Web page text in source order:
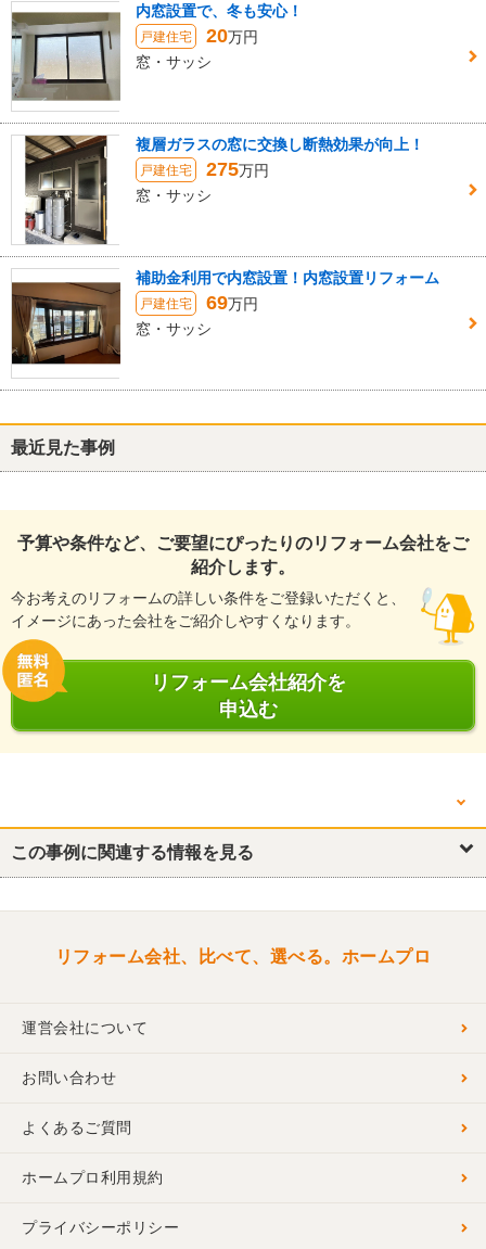
内窓設置で、冬も安心！
戸建住宅 20万円
窓・サッシ
複層ガラスの窓に交換し断熱効果が向上！
戸建住宅 275万円
窓・サッシ
補助金利用で内窓設置！内窓設置リフォーム
戸建住宅 69万円
窓・サッシ
最近見た事例
予算や条件など、ご要望にぴったりのリフォーム会社をご
紹介します。
今お考えのリフォームの詳しい条件をご登録いただくと、
イメージにあった会社をご紹介しやすくなります。
リフォーム会社紹介を
申込む
他の箇所を見る
キッチン・台所 リビング 外壁 窓・サッシ
この事例に関連する情報を見る
リフォーム会社、比べて、選べる。ホームプロ
運営会社について
お問い合わせ
よくあるご質問
ホームプロ利用規約
プライバシーポリシー